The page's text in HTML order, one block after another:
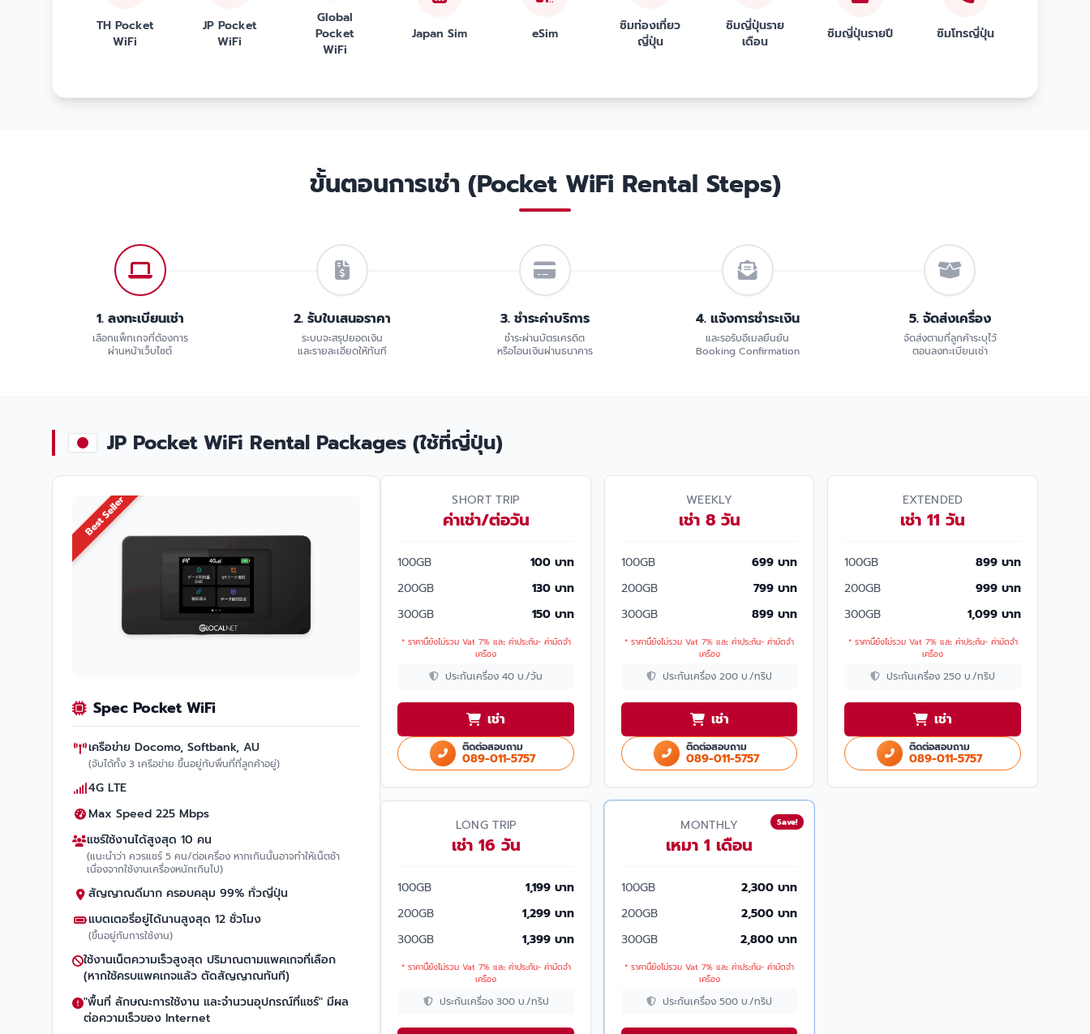
TH Pocket
WiFi
JP Pocket
WiFi
Global
Pocket
WiFi
Japan Sim eSim
ซิมท่องเที่ยว
ญี่ปุ่น
ซิมญี่ปุ่นราย
เดือน
ซิมญี่ปุ่นรายปี ซิมโทรญี่ปุ่น
ขั้นตอนการเช่า (Pocket WiFi Rental Steps)
1. ลงทะเบียนเช่า
เลือกแพ็กเกจที่ต้องการ
ผ่านหน้าเว็บไซต์
2. รับใบเสนอราคา
ระบบจะสรุปยอดเงิน
และรายละเอียดให้ทันที
3. ชำระค่าบริการ
ชำระผ่านบัตรเครดิต
หรือโอนเงินผ่านธนาคาร
4. แจ้งการชำระเงิน
และรอรับอีเมลยืนยัน
Booking Confirmation
5. จัดส่งเครื่อง
จัดส่งตามที่ลูกค้าระบุไว้
ตอนลงทะเบียนเช่า
JP Pocket WiFi Rental Packages (ใช้ที่ญี่ปุ่น)
Best Seller
Spec Pocket WiFi
เครือข่าย Docomo, Softbank, AU
(จับได้ทั้ง 3 เครือข่าย ขึ้นอยู่กับพื่นที่ที่ลูกค้าอยู่)
4G LTE
Max Speed 225 Mbps
แชร์ใช้งานได้สูงสุด 10 คน
(แนะนำว่า ควรแชร์ 5 คน/ต่อเครื่อง หากเกินนั้นอาจทำให้เน็ตช้า
เนื่องจากใช้งานเครื่องหนักเกินไป)
สัญญาณดีมาก ครอบคลุม 99% ทั่วญี่ปุ่น
แบตเตอรี่อยู่ได้นานสูงสุด 12 ชั่วโมง
(ขึ้นอยู่กับการใช้งาน)
ใช้งานเน็ตความเร็วสูงสุด ปริมาณตามแพคเกจที่เลือก
(หากใช้ครบแพคเกจแล้ว ตัดสัญญาณทันที)
"พื้นที่ ลักษณะการใช้งาน และจำนวนอุปกรณ์ที่แชร์" มีผล
ต่อความเร็วของ Internet
SHORT TRIP
ค่าเช่า/ต่อวัน
100GB
100 บาท
200GB
130 บาท
300GB
150 บาท
* ราคานี้ยังไม่รวม Vat 7% และ ค่าประกัน- ค่ามัดจำ
เครื่อง
ประกันเครื่อง 40 บ./วัน
เช่า
ติดต่อสอบถาม
089-011-5757
WEEKLY
เช่า 8 วัน
100GB
699 บาท
200GB
799 บาท
300GB
899 บาท
* ราคานี้ยังไม่รวม Vat 7% และ ค่าประกัน- ค่ามัดจำ
เครื่อง
ประกันเครื่อง 200 บ./ทริป
เช่า
ติดต่อสอบถาม
089-011-5757
EXTENDED
เช่า 11 วัน
100GB
899 บาท
200GB
999 บาท
300GB
1,099 บาท
* ราคานี้ยังไม่รวม Vat 7% และ ค่าประกัน- ค่ามัดจำ
เครื่อง
ประกันเครื่อง 250 บ./ทริป
เช่า
ติดต่อสอบถาม
089-011-5757
LONG TRIP
เช่า 16 วัน
100GB
1,199 บาท
200GB
1,299 บาท
300GB
1,399 บาท
* ราคานี้ยังไม่รวม Vat 7% และ ค่าประกัน- ค่ามัดจำ
เครื่อง
ประกันเครื่อง 300 บ./ทริป
Save!
MONTHLY
เหมา 1 เดือน
100GB
2,300 บาท
200GB
2,500 บาท
300GB
2,800 บาท
* ราคานี้ยังไม่รวม Vat 7% และ ค่าประกัน- ค่ามัดจำ
เครื่อง
ประกันเครื่อง 500 บ./ทริป